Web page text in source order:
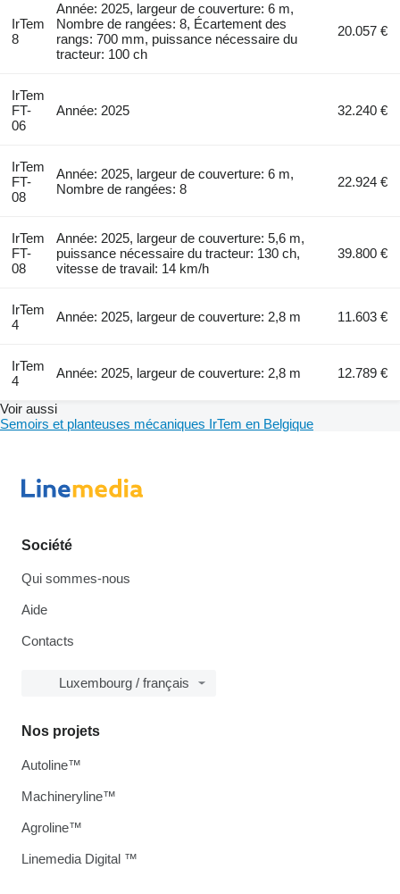
IrTem
8
Année: 2025, largeur de couverture: 6 m,
Nombre de rangées: 8, Écartement des
rangs: 700 mm, puissance nécessaire du
tracteur: 100 ch
20.057 €
IrTem
FT-
06
Année: 2025 32.240 €
IrTem
FT-
08
Année: 2025, largeur de couverture: 6 m,
Nombre de rangées: 8
22.924 €
IrTem
FT-
08
Année: 2025, largeur de couverture: 5,6 m,
puissance nécessaire du tracteur: 130 ch,
vitesse de travail: 14 km/h
39.800 €
IrTem
4
Année: 2025, largeur de couverture: 2,8 m 11.603 €
IrTem
4
Année: 2025, largeur de couverture: 2,8 m 12.789 €
Voir aussi
Semoirs et planteuses mécaniques IrTem en Belgique
Société
Qui sommes-nous
Aide
Contacts
Luxembourg / français
Nos projets
Autoline™
Machineryline™
Agroline™
Linemedia Digital ™